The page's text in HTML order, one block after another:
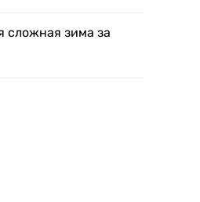
сложная зима за